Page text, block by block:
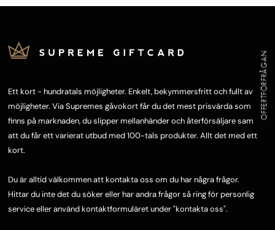
Ett kort - hundratals möjligheter. Enkelt, bekymmersfritt och fullt av
möjligheter. Via Supremes gåvokort får du det mest prisvärda som
finns på marknaden, du slipper mellanhänder och återförsäljare samt
att du får ett varierat utbud med 100-tals produkter. Allt det med ett
kort.
Du är alltid välkommen att kontakta oss om du har några frågor.
Hittar du inte det du söker eller har andra frågor så ring för personlig
service eller använd kontaktformuläret under "kontakta oss".
OFFERTFÖRFRÅGAN